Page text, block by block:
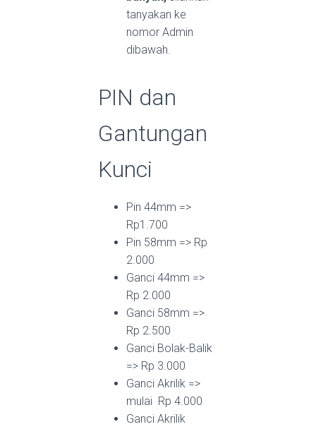
tanyakan ke
nomor Admin
dibawah.
PIN dan
Gantungan
Kunci
Pin 44mm =>
Rp1.700
Pin 58mm => Rp
2.000
Ganci 44mm =>
Rp 2.000
Ganci 58mm =>
Rp 2.500
Ganci Bolak-Balik
=> Rp 3.000
Ganci Akrilik =>
mulai Rp 4.000
Ganci Akrilik